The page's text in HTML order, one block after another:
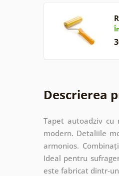
Descrierea
Tapet autoadziv cu
modern. Detaliile
armonios.
Ideal pentru
este fabricat dintr-